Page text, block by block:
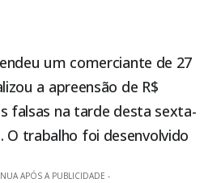
um comerciante de 27
a apreensão de R$
falsas na tarde desta sexta-
. O trabalho foi desenvolvido
APÓS A PUBLICIDADE -